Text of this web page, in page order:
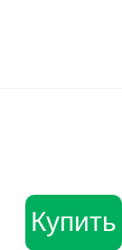
Купить